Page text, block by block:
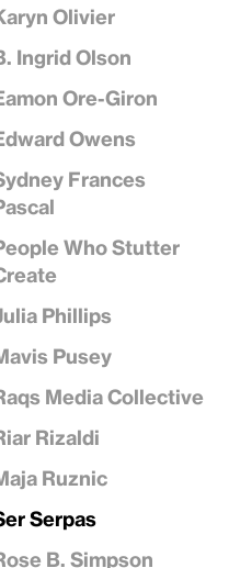
Olivier
Ingrid Olson
Ore-Giron
Owens
Frances
Who Stutter
Phillips
Pusey
Media Collective
Rizaldi
Ruznic
Serpas
B. Simpson